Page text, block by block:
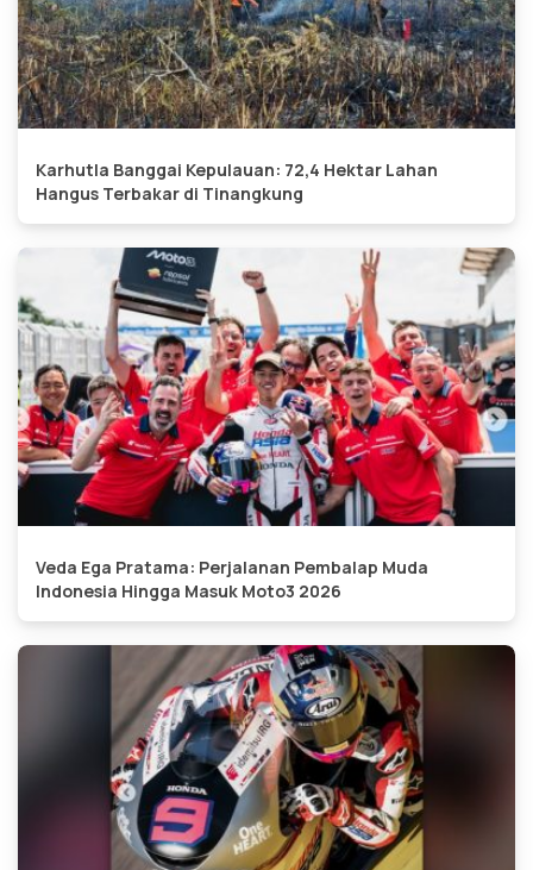
Karhutla Banggai Kepulauan: 72,4 Hektar Lahan
Hangus Terbakar di Tinangkung
Veda Ega Pratama: Perjalanan Pembalap Muda
Indonesia Hingga Masuk Moto3 2026